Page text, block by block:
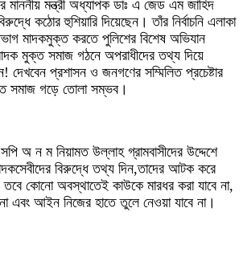
মাননীয় মন্ত্রী অধ্যাপক ডাঃ এ জেড এম জাহিদ
কঠোর হুশিয়ারি দিয়েছেন। তাঁর নির্বাচনি এলাকা
মাদকমুক্ত করতে পুলিশের বিশেষ অভিযান
মুক্ত সমাজ গঠনে অপরাধীদের তথ্য দিয়ে
প্রশাসন ও জনগণের সম্মিলিত প্রচেষ্টার
সমাজ গড়ে তোলা সম্ভব।
অ ন ম নিয়ামত উল্লাহ গ্রামবাসীদের উদ্দেশে
বিরুদ্ধে তথ্য দিন,তাদের আটক করে
কোনো অবস্থাতেই কাউকে মারধর করা যাবে না,
এবং আইন নিজের হাতে তুলে নেওয়া যাবে না।